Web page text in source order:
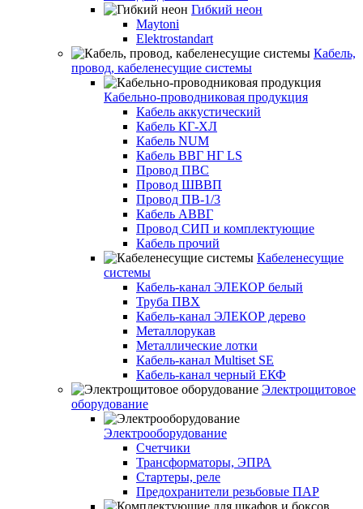
Гибкий неон
Maytoni
Elektrostandart
Кабель,
провод, кабеленесущие системы
Кабельно-проводниковая продукция
Кабель аккустический
Кабель КГ-ХЛ
Кабель NUM
Кабель ВВГ НГ LS
Провод ПВС
Провод ШВВП
Провод ПВ-1/3
Кабель АВВГ
Провод СИП и комплектующие
Кабель прочий
Кабеленесущие
системы
Кабель-канал ЭЛЕКОР белый
Труба ПВХ
Кабель-канал ЭЛЕКОР дерево
Металлорукав
Металлические лотки
Кабель-канал Multiset SE
Кабель-канал черный ЕКФ
Электрощитовое
оборудование
Электрооборудование
Счетчики
Трансформаторы, ЭПРА
Стартеры, реле
Предохранители резьбовые ПАР